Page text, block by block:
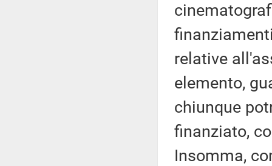
relative
elemento,
chiunque
finanziato,
Insomma,